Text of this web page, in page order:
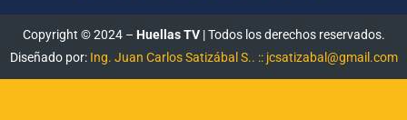
Copyright © 2024 – Huellas TV| Todos los derechos reservados.
Diseñado por: Ing. Juan Carlos Satizábal S.. :: jcsatizabal@gmail.com